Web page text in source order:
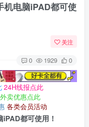
机电脑iPAD都可使
关注
0 1929 0
24H线报点此
外卖优惠点此
各类会员活动
都可使用！